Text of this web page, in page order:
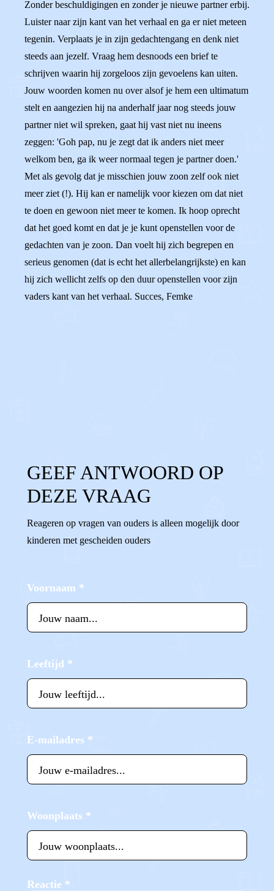
Zonder beschuldigingen en zonder je nieuwe partner erbij.
Luister naar zijn kant van het verhaal en ga er niet meteen
tegenin. Verplaats je in zijn gedachtengang en denk niet
steeds aan jezelf. Vraag hem desnoods een brief te
schrijven waarin hij zorgeloos zijn gevoelens kan uiten.
Jouw woorden komen nu over alsof je hem een ultimatum
stelt en aangezien hij na anderhalf jaar nog steeds jouw
partner niet wil spreken, gaat hij vast niet nu ineens
zeggen: 'Goh pap, nu je zegt dat ik anders niet meer
welkom ben, ga ik weer normaal tegen je partner doen.'
Met als gevolg dat je misschien jouw zoon zelf ook niet
meer ziet (!). Hij kan er namelijk voor kiezen om dat niet
te doen en gewoon niet meer te komen. Ik hoop oprecht
dat het goed komt en dat je je kunt openstellen voor de
gedachten van je zoon. Dan voelt hij zich begrepen en
serieus genomen (dat is echt het allerbelangrijkste) en kan
hij zich wellicht zelfs op den duur openstellen voor zijn
vaders kant van het verhaal. Succes, Femke
GEEF ANTWOORD OP
DEZE VRAAG
Reageren op vragen van ouders is alleen mogelijk door
kinderen met gescheiden ouders
Voornaam *
Leeftijd *
E-mailadres *
Woonplaats *
Reactie *